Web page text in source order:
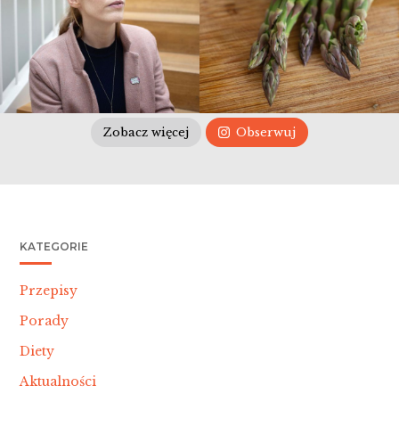
Zobacz więcej Obserwuj
KATEGORIE
Przepisy
Porady
Diety
Aktualności